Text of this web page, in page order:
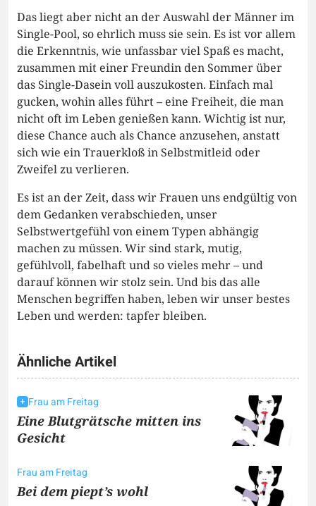
Das liegt aber nicht an der Auswahl der Männer im
Single-Pool, so ehrlich muss sie sein. Es ist vor allem
die Erkenntnis, wie unfassbar viel Spaß es macht,
zusammen mit einer Freundin den Sommer über
das Single-Dasein voll auszukosten. Einfach mal
gucken, wohin alles führt – eine Freiheit, die man
nicht oft im Leben genießen kann. Wichtig ist nur,
diese Chance auch als Chance anzusehen, anstatt
sich wie ein Trauerkloß in Selbstmitleid oder
Zweifel zu verlieren.
Es ist an der Zeit, dass wir Frauen uns endgültig von
dem Gedanken verabschieden, unser
Selbstwertgefühl von einem Typen abhängig
machen zu müssen. Wir sind stark, mutig,
gefühlvoll, fabelhaft und so vieles mehr – und
darauf können wir stolz sein. Und bis das alle
Menschen begriffen haben, leben wir unser bestes
Leben und werden: tapfer bleiben.
Ähnliche Artikel
Frau am Freitag
Eine Blutgrätsche mitten ins
Gesicht
Frau am Freitag
Bei dem piept’s wohl